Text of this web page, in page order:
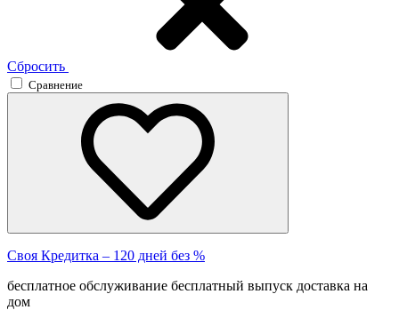
Сбросить
Сравнение
Своя Кредитка – 120 дней без %
бесплатное обслуживание бесплатный выпуск доставка на
дом